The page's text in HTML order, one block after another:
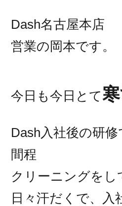
Dash名古屋本店
営業の岡本です。
今日も今日とて
Dash入社後の研
間程
クリーニングをし
日々汗だくで、入